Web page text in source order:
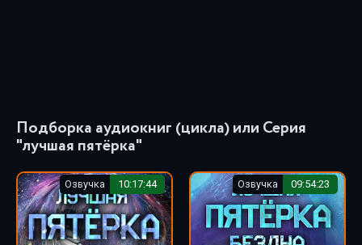
Подборка аудиокниг (цикла) или Серия
"лучшая пятёрка"
Озвучка 10:17:44 Озвучка 09:54:23